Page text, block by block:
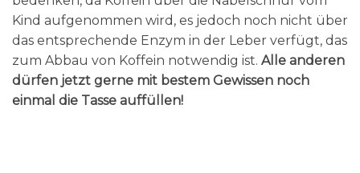
Kind aufgenommen wird, es jedoch noch nicht über
das entsprechende Enzym in der Leber verfügt, das
zum Abbau von Koffein notwendig ist. Alle anderen
dürfen jetzt gerne mit bestem Gewissen noch
einmal die Tasse auffüllen!